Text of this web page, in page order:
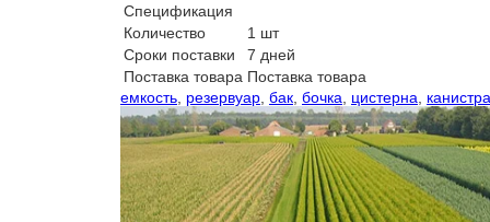
Спецификация
Количество
1 шт
Сроки поставки
7 дней
Поставка товара Поставка товара
емкость резервуар бак бочка цистерна канистра